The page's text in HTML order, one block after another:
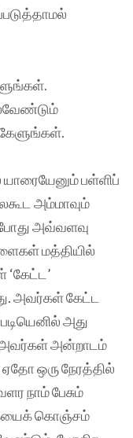
பள்ளிப்
அம்மாவும்
அவ்வளவு
மத்தியில்
‘கேட்ட’
அவர்கள் கேட்ட
அது
அவர்கள் அன்றாடம்
ஒரு நேரத்தில்
நாம் பேசும்
கொஞ்சம்